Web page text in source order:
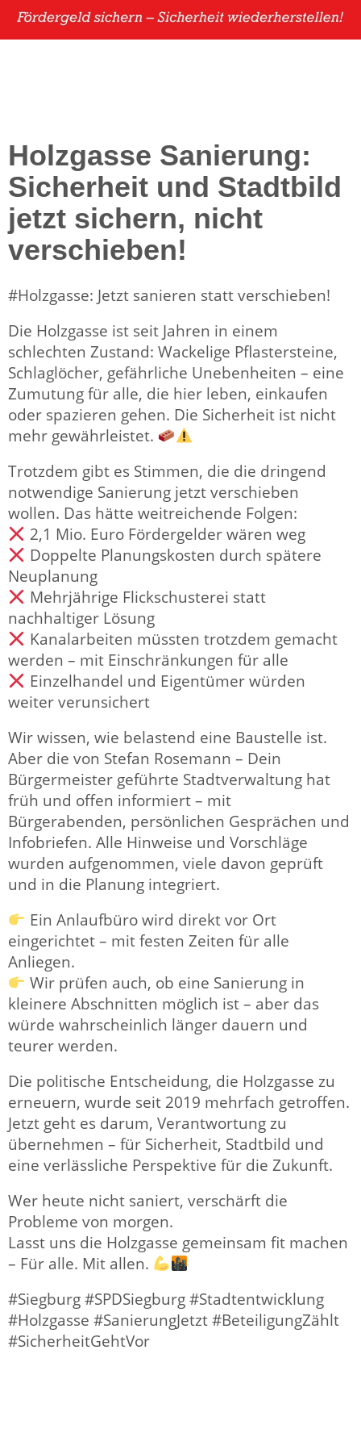
Holzgasse Sanierung:
Sicherheit und Stadtbild
jetzt sichern, nicht
verschieben!
#Holzgasse: Jetzt sanieren statt verschieben!
Die Holzgasse ist seit Jahren in einem
schlechten Zustand: Wackelige Pflastersteine,
Schlaglöcher, gefährliche Unebenheiten – eine
Zumutung für alle, die hier leben, einkaufen
oder spazieren gehen. Die Sicherheit ist nicht
mehr gewährleistet.
Trotzdem gibt es Stimmen, die die dringend
notwendige Sanierung jetzt verschieben
wollen. Das hätte weitreichende Folgen:
2,1 Mio. Euro Fördergelder wären weg
Doppelte Planungskosten durch spätere
Neuplanung
Mehrjährige Flickschusterei statt
nachhaltiger Lösung
Kanalarbeiten müssten trotzdem gemacht
werden – mit Einschränkungen für alle
Einzelhandel und Eigentümer würden
weiter verunsichert
Wir wissen, wie belastend eine Baustelle ist.
Aber die von Stefan Rosemann – Dein
Bürgermeister geführte Stadtverwaltung hat
früh und offen informiert – mit
Bürgerabenden, persönlichen Gesprächen und
Infobriefen. Alle Hinweise und Vorschläge
wurden aufgenommen, viele davon geprüft
und in die Planung integriert.
Ein Anlaufbüro wird direkt vor Ort
eingerichtet – mit festen Zeiten für alle
Anliegen.
Wir prüfen auch, ob eine Sanierung in
kleinere Abschnitten möglich ist – aber das
würde wahrscheinlich länger dauern und
teurer werden.
Die politische Entscheidung, die Holzgasse zu
erneuern, wurde seit 2019 mehrfach getroffen.
Jetzt geht es darum, Verantwortung zu
übernehmen – für Sicherheit, Stadtbild und
eine verlässliche Perspektive für die Zukunft.
Wer heute nicht saniert, verschärft die
Probleme von morgen.
Lasst uns die Holzgasse gemeinsam fit machen
– Für alle. Mit allen.
#Siegburg #SPDSiegburg #Stadtentwicklung
#Holzgasse #SanierungJetzt #BeteiligungZählt
#SicherheitGehtVor